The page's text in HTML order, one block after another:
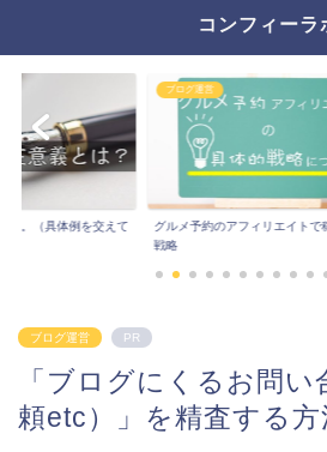
コンフィーラ
は。（具体例を交えて
ブログ運営
グルメ予約のアフィリエイトで
戦略
ブログ運営 PR
「ブログにくるお問
頼etc）」を精査する方